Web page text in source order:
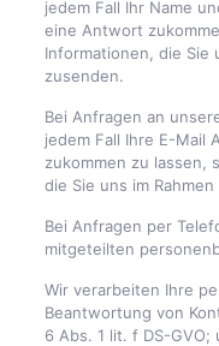
jedem Fall Ihr Name
eine Antwort
Informationen, die Sie
zusenden.
Bei Anfragen an
jedem Fall Ihre E-Mail
zukommen zu lassen,
die Sie uns im
Bei Anfragen per
mitgeteilten
Wir verarbeiten Ihre
Beantwortung von
6 Abs. 1 lit. f DS-